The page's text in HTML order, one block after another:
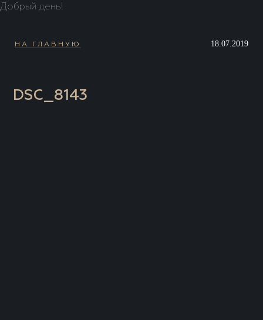
Добрый день!
НА ГЛАВНУЮ 18.07.2019
DSC_8143